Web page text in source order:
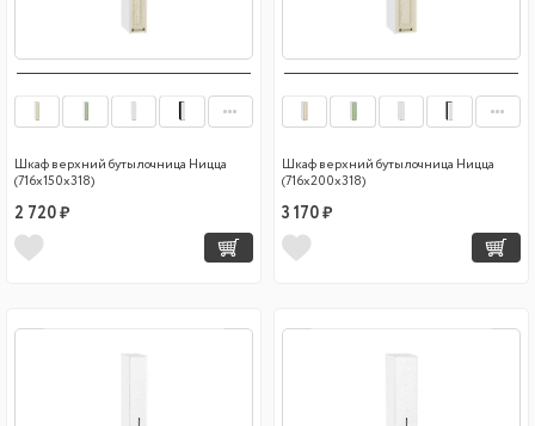
Шкаф верхний бутылочница Ницца
(716х150х318)
2 720 ₽
Шкаф верхний бутылочница Ницца
(716х200х318)
3 170 ₽